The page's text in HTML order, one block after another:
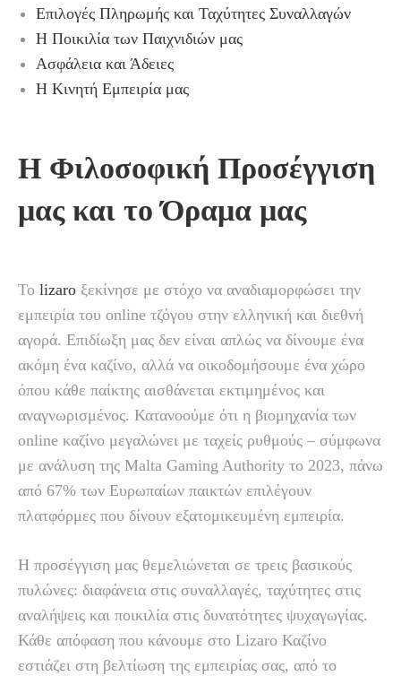
Επιλογές Πληρωμής και Ταχύτητες Συναλλαγών
Η Ποικιλία των Παιχνιδιών μας
Ασφάλεια και Άδειες
Η Κινητή Εμπειρία μας
Η Φιλοσοφική Προσέγγιση
μας και το Όραμα μας
Το lizaro ξεκίνησε με στόχο να αναδιαμορφώσει την
εμπειρία του online τζόγου στην ελληνική και διεθνή
αγορά. Επιδίωξη μας δεν είναι απλώς να δίνουμε ένα
ακόμη ένα καζίνο, αλλά να οικοδομήσουμε ένα χώρο
όπου κάθε παίκτης αισθάνεται εκτιμημένος και
αναγνωρισμένος. Κατανοούμε ότι η βιομηχανία των
online καζίνο μεγαλώνει με ταχείς ρυθμούς – σύμφωνα
με ανάλυση της Malta Gaming Authority το 2023, πάνω
από 67% των Ευρωπαίων παικτών επιλέγουν
πλατφόρμες που δίνουν εξατομικευμένη εμπειρία.
Η προσέγγιση μας θεμελιώνεται σε τρεις βασικούς
πυλώνες: διαφάνεια στις συναλλαγές, ταχύτητες στις
αναλήψεις και ποικιλία στις δυνατότητες ψυχαγωγίας.
Κάθε απόφαση που κάνουμε στο Lizaro Καζίνο
εστιάζει στη βελτίωση της εμπειρίας σας, από το